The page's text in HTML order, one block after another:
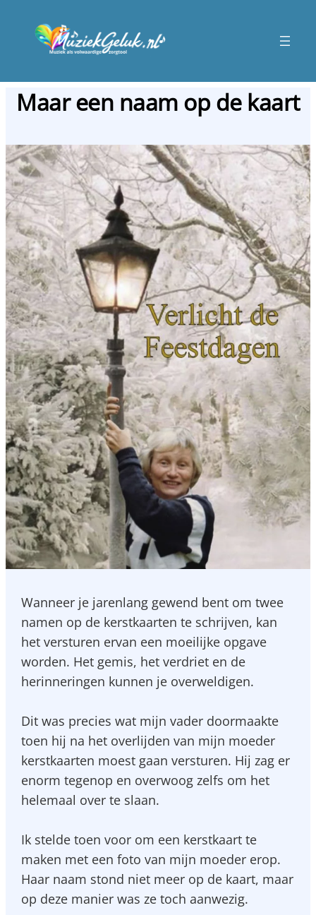
Maar een naam op de kaart
Wanneer je jarenlang gewend bent om twee
namen op de kerstkaarten te schrijven, kan
het versturen ervan een moeilijke opgave
worden. Het gemis, het verdriet en de
herinneringen kunnen je overweldigen.
Dit was precies wat mijn vader doormaakte
toen hij na het overlijden van mijn moeder
kerstkaarten moest gaan versturen. Hij zag er
enorm tegenop en overwoog zelfs om het
helemaal over te slaan.
Ik stelde toen voor om een kerstkaart te
maken met een foto van mijn moeder erop.
Haar naam stond niet meer op de kaart, maar
op deze manier was ze toch aanwezig.